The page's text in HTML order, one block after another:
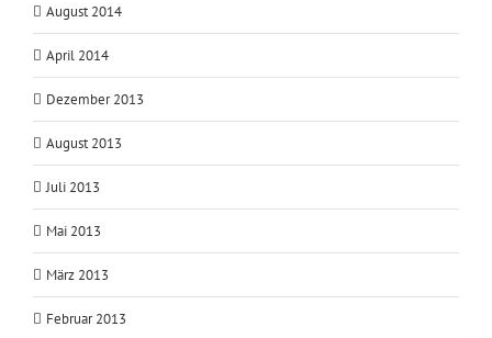
August 2014
April 2014
Dezember 2013
August 2013
Juli 2013
Mai 2013
März 2013
Februar 2013